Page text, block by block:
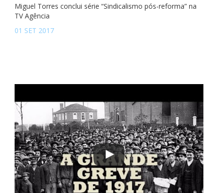
Miguel Torres conclui série “Sindicalismo pós-reforma” na
TV Agência
01 SET 2017